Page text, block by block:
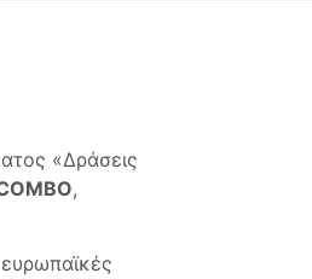
«Δράσεις
,